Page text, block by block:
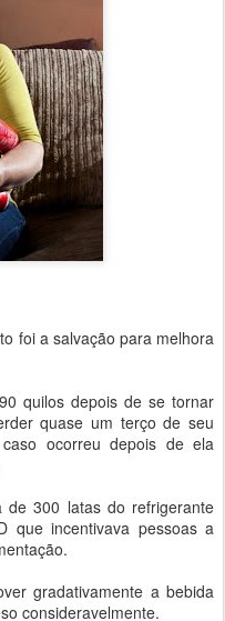
foi a salvação para melhora
quilos depois de se tornar
quase um terço de seu
ocorreu depois de ela
300 latas do refrigerante
que incentivava pessoas a
gradativamente a bebida
consideravelmente.